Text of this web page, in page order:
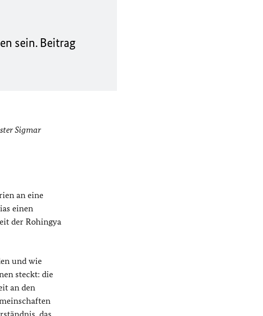
sein. Beitrag
Sigmar
an eine
einen
der Rohingya
und wie
steckt: die
an den
das